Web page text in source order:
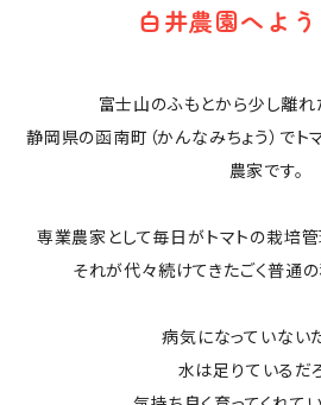
白井農園へよう
富士山のふもとから少し離
静岡県の函南町（かんなみちょう）でト
農家です。
専業農家として毎日がトマトの栽培管
それが代々続けてきたごく普通の
病気になっていない
水は足りているだ